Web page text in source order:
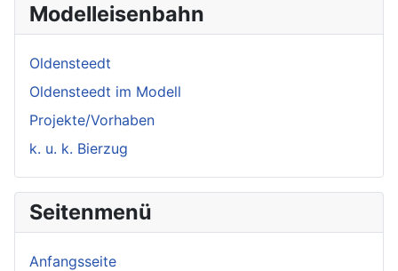
Modelleisenbahn
Oldensteedt
Oldensteedt im Modell
Projekte/Vorhaben
k. u. k. Bierzug
Seitenmenü
Anfangsseite